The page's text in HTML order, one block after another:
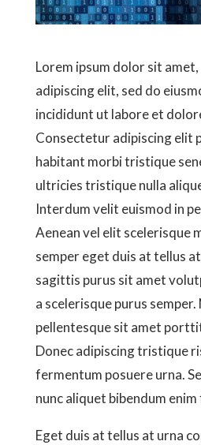
Lorem ipsum dolor sit
adipiscing elit, sed do
incididunt ut labore et
Consectetur adipiscing elit
habitant morbi tristique
ultricies tristique nulla
Interdum velit euismod in
Aenean vel elit scelerisque
semper eget duis at tellus
sagittis purus sit amet
a scelerisque purus semper.
pellentesque sit amet
Donec adipiscing tristique
fermentum posuere urna.
nunc aliquet bibendum
Eget duis at tellus at urna